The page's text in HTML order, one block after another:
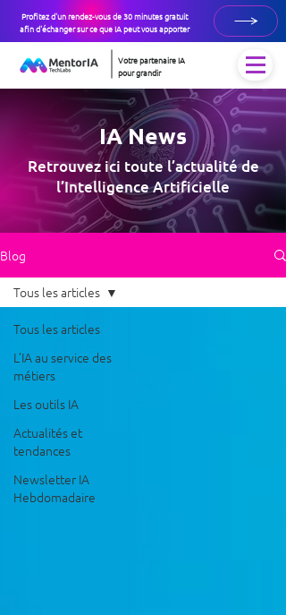
Profitez d'un rendez-vous de 30 minutes gratuit
afin d'échanger sur ce que IA peut vous apporter
Votre partenaire IA
pour grandir
IA News
Retrouvez ici toute l’actualité de
l’Intelligence Artificielle
Blog
Tous les articles
L’IA au service des
métiers
Les outils IA
Actualités et
tendances
Newsletter IA
Hebdomadaire
Tous les articles